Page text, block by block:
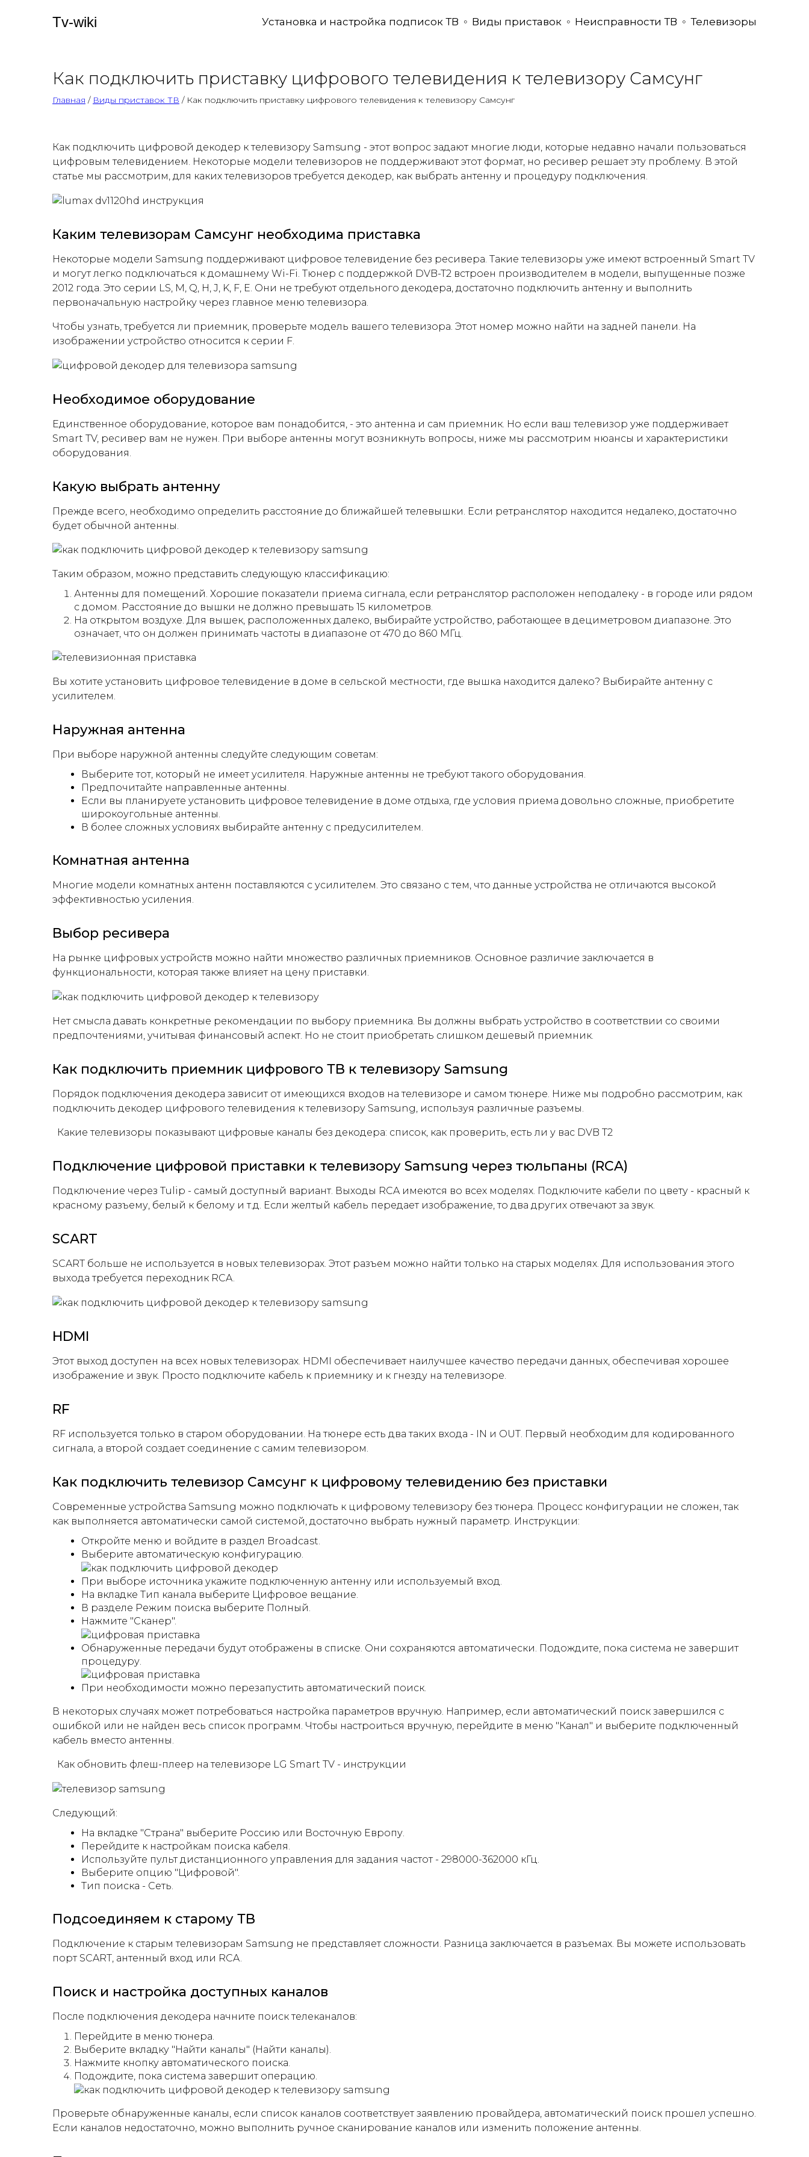
Tv-wiki Установка и настройка подписок ТВ Виды приставок Неисправности ТВ Телевизоры
Как подключить приставку цифрового телевидения к телевизору Самсунг
Главная / Виды приставок ТВ / Как подключить приставку цифрового телевидения к телевизору Самсунг
Как подключить цифровой декодер к телевизору Samsung - этот вопрос задают многие люди, которые недавно начали пользоваться
цифровым телевидением. Некоторые модели телевизоров не поддерживают этот формат, но ресивер решает эту проблему. В этой
статье мы рассмотрим, для каких телевизоров требуется декодер, как выбрать антенну и процедуру подключения.
Каким телевизорам Самсунг необходима приставка
Некоторые модели Samsung поддерживают цифровое телевидение без ресивера. Такие телевизоры уже имеют встроенный Smart TV
и могут легко подключаться к домашнему Wi-Fi. Тюнер с поддержкой DVB-T2 встроен производителем в модели, выпущенные позже
2012 года. Это серии LS, M, Q, H, J, K, F, E. Они не требуют отдельного декодера, достаточно подключить антенну и выполнить
первоначальную настройку через главное меню телевизора.
Чтобы узнать, требуется ли приемник, проверьте модель вашего телевизора. Этот номер можно найти на задней панели. На
изображении устройство относится к серии F.
Необходимое оборудование
Единственное оборудование, которое вам понадобится, - это антенна и сам приемник. Но если ваш телевизор уже поддерживает
Smart TV, ресивер вам не нужен. При выборе антенны могут возникнуть вопросы, ниже мы рассмотрим нюансы и характеристики
оборудования.
Какую выбрать антенну
Прежде всего, необходимо определить расстояние до ближайшей телевышки. Если ретранслятор находится недалеко, достаточно
будет обычной антенны.
Таким образом, можно представить следующую классификацию:
Антенны для помещений. Хорошие показатели приема сигнала, если ретранслятор расположен неподалеку - в городе или рядом
с домом. Расстояние до вышки не должно превышать 15 километров.
На открытом воздухе. Для вышек, расположенных далеко, выбирайте устройство, работающее в дециметровом диапазоне. Это
означает, что он должен принимать частоты в диапазоне от 470 до 860 МГц.
Вы хотите установить цифровое телевидение в доме в сельской местности, где вышка находится далеко? Выбирайте антенну с
усилителем.
Наружная антенна
При выборе наружной антенны следуйте следующим советам:
Выберите тот, который не имеет усилителя. Наружные антенны не требуют такого оборудования.
Предпочитайте направленные антенны.
Если вы планируете установить цифровое телевидение в доме отдыха, где условия приема довольно сложные, приобретите
широкоугольные антенны.
В более сложных условиях выбирайте антенну с предусилителем.
Комнатная антенна
Многие модели комнатных антенн поставляются с усилителем. Это связано с тем, что данные устройства не отличаются высокой
эффективностью усиления.
Выбор ресивера
На рынке цифровых устройств можно найти множество различных приемников. Основное различие заключается в
функциональности, которая также влияет на цену приставки.
Нет смысла давать конкретные рекомендации по выбору приемника. Вы должны выбрать устройство в соответствии со своими
предпочтениями, учитывая финансовый аспект. Но не стоит приобретать слишком дешевый приемник.
Как подключить приемник цифрового ТВ к телевизору Samsung
Порядок подключения декодера зависит от имеющихся входов на телевизоре и самом тюнере. Ниже мы подробно рассмотрим, как
подключить декодер цифрового телевидения к телевизору Samsung, используя различные разъемы.
Какие телевизоры показывают цифровые каналы без декодера: список, как проверить, есть ли у вас DVB T2
Подключение цифровой приставки к телевизору Samsung через тюльпаны (RCA)
Подключение через Tulip - самый доступный вариант. Выходы RCA имеются во всех моделях. Подключите кабели по цвету - красный к
красному разъему, белый к белому и т.д. Если желтый кабель передает изображение, то два других отвечают за звук.
SCART
SCART больше не используется в новых телевизорах. Этот разъем можно найти только на старых моделях. Для использования этого
выхода требуется переходник RCA.
HDMI
Этот выход доступен на всех новых телевизорах. HDMI обеспечивает наилучшее качество передачи данных, обеспечивая хорошее
изображение и звук. Просто подключите кабель к приемнику и к гнезду на телевизоре.
RF
RF используется только в старом оборудовании. На тюнере есть два таких входа - IN и OUT. Первый необходим для кодированного
сигнала, а второй создает соединение с самим телевизором.
Как подключить телевизор Самсунг к цифровому телевидению без приставки
Современные устройства Samsung можно подключать к цифровому телевизору без тюнера. Процесс конфигурации не сложен, так
как выполняется автоматически самой системой, достаточно выбрать нужный параметр. Инструкции:
Откройте меню и войдите в раздел Broadcast.
Выберите автоматическую конфигурацию.
При выборе источника укажите подключенную антенну или используемый вход.
На вкладке Тип канала выберите Цифровое вещание.
В разделе Режим поиска выберите Полный.
Нажмите "Сканер".
Обнаруженные передачи будут отображены в списке. Они сохраняются автоматически. Подождите, пока система не завершит
процедуру.
При необходимости можно перезапустить автоматический поиск.
В некоторых случаях может потребоваться настройка параметров вручную. Например, если автоматический поиск завершился с
ошибкой или не найден весь список программ. Чтобы настроиться вручную, перейдите в меню "Канал" и выберите подключенный
кабель вместо антенны.
Как обновить флеш-плеер на телевизоре LG Smart TV - инструкции
Следующий:
На вкладке "Страна" выберите Россию или Восточную Европу.
Перейдите к настройкам поиска кабеля.
Используйте пульт дистанционного управления для задания частот - 298000-362000 кГц.
Выберите опцию "Цифровой".
Тип поиска - Сеть.
Подсоединяем к старому ТВ
Подключение к старым телевизорам Samsung не представляет сложности. Разница заключается в разъемах. Вы можете использовать
порт SCART, антенный вход или RCA.
Поиск и настройка доступных каналов
После подключения декодера начните поиск телеканалов:
Перейдите в меню тюнера.
Выберите вкладку "Найти каналы" (Найти каналы).
Нажмите кнопку автоматического поиска.
Подождите, пока система завершит операцию.
Проверьте обнаруженные каналы, если список каналов соответствует заявлению провайдера, автоматический поиск прошел успешно.
Если каналов недостаточно, можно выполнить ручное сканирование каналов или изменить положение антенны.